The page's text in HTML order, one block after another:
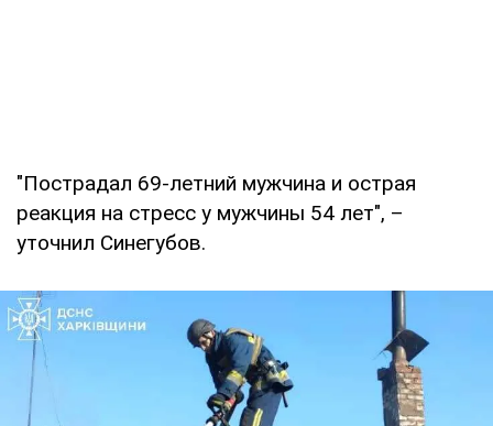
"Пострадал 69-летний мужчина и острая
реакция на стресс у мужчины 54 лет", –
уточнил Синегубов.